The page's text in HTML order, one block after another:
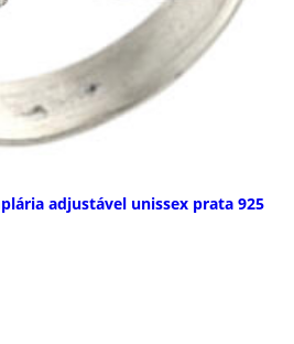
adjustável unissex prata 925